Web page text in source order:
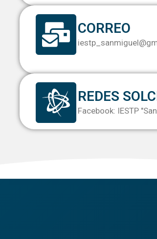
CORREO
REDES
Facebook: IESTP